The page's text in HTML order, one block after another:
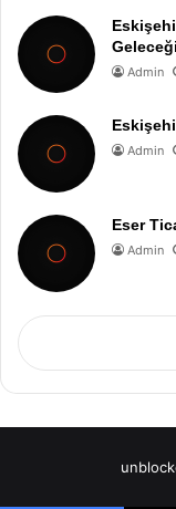
Geleceği
Admin
Admin
Eser
Admin